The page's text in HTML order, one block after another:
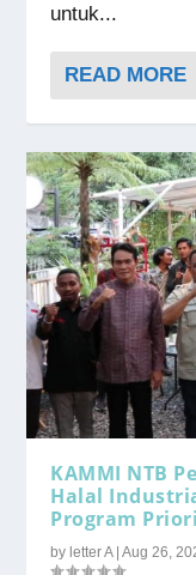
untuk...
READ MORE
KAMMI NTB
Halal
Program
by letter A|Aug 26,